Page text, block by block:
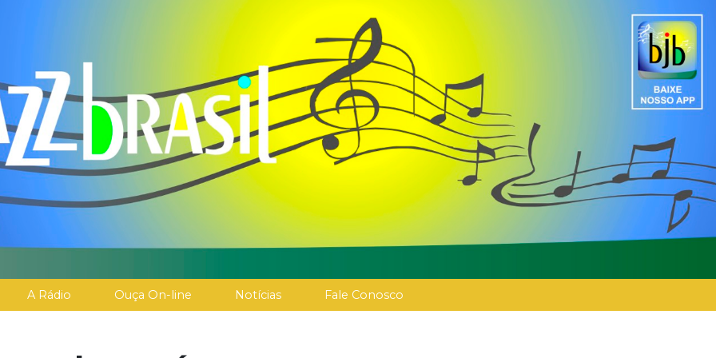
A Rádio Ouça On-line Notícias Fale Conosco